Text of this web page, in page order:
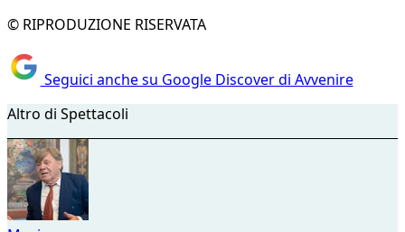
© RIPRODUZIONE RISERVATA
Seguici anche su Google Discover di Avvenire
Altro di Spettacoli